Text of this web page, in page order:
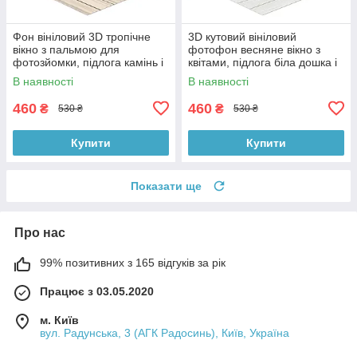
Фон вініловий 3D тропічне
вікно з пальмою для
фотозйомки, підлога камінь і
біла дошка, 50×50 см,
№58629
В наявності
460 ₴ 530 ₴
Купити
3D кутовий вініловий
фотофон весняне вікно з
квітами, підлога біла дошка і
камінь, 50×50 см, №58638
В наявності
460 ₴ 530 ₴
Купити
Показати ще
Про нас
99% позитивних з 165 відгуків за рік
Працює з 03.05.2020
м. Київ
вул. Радунська, 3 (АГК Радосинь), Київ, Україна